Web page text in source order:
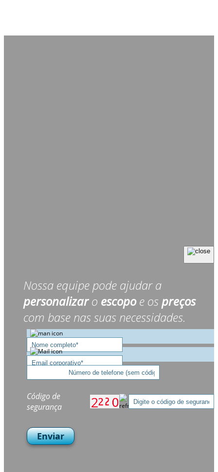
Nossa equipe pode ajudar a
personalizaro escopoe ospreços
com base nas suas necessidades.
Código de
segurança
Enviar